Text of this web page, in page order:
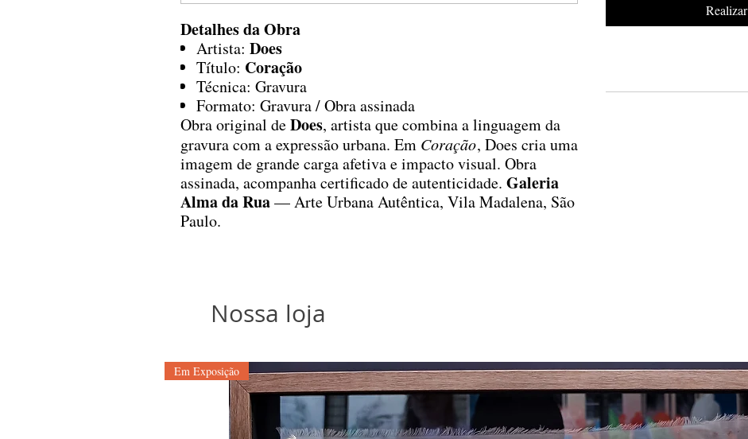
Detalhes da Obra
Artista: Does
Título: Coração
Técnica: Gravura
Formato: Gravura / Obra assinada
Obra original deDoes, artista que combina a linguagem da
gravura com a expressão urbana. Em Coração, Does cria uma
imagem de grande carga afetiva e impacto visual. Obra
assinada, acompanha certificado de autenticidade. Galeria
Alma da Rua— Arte Urbana Autêntica, Vila Madalena, São
Paulo.
Nossa loja
Em Exposição